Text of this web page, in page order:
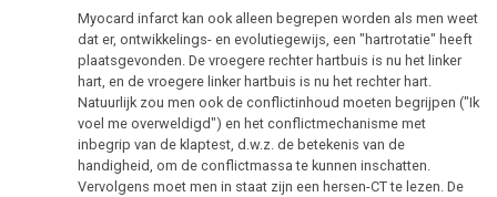
Myocard infarct kan ook alleen begrepen worden als men weet
dat er, ontwikkelings- en evolutiegewijs, een "hartrotatie" heeft
plaatsgevonden. De vroegere rechter hartbuis is nu het linker
hart, en de vroegere linker hartbuis is nu het rechter hart.
Natuurlijk zou men ook de conflictinhoud moeten begrijpen ("Ik
voel me overweldigd") en het conflictmechanisme met
inbegrip van de klaptest, d.w.z. de betekenis van de
handigheid, om de conflictmassa te kunnen inschatten.
Vervolgens moet men in staat zijn een hersen-CT te lezen. De